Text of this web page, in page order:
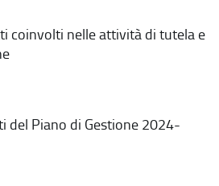
coinvolti nelle attività di tutela e
del Piano di Gestione 2024-